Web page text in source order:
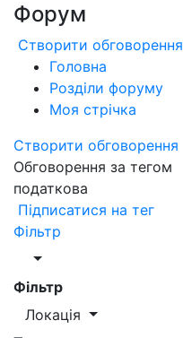
Форум
Створити обговорення
Головна
Розділи форуму
Моя стрічка
Створити обговорення
Обговорення за тегом
податкова
Підписатися на тег
Фільтр
Фільтр
Локація